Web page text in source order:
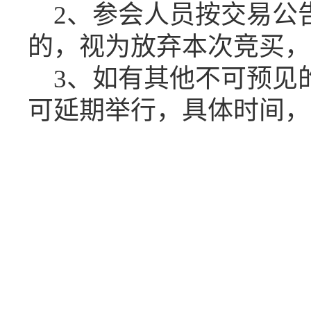
2、参会人员按交易公
的，视为放弃本次竞买
3、如有其他不可预见
可延期举行，具体时间